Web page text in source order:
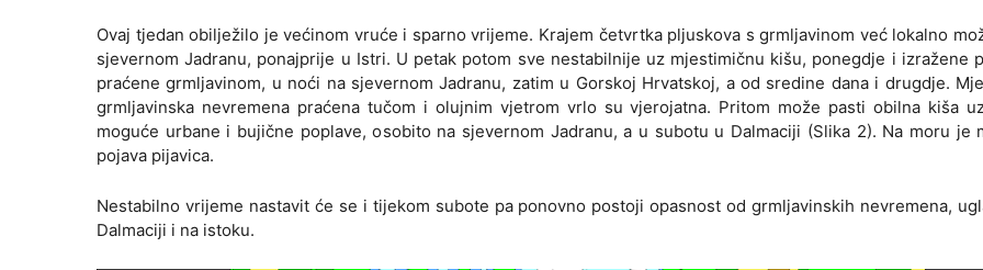
Ovaj tjedan obilježilo je većinom vruće i sparno vrijeme. Krajem četvrtka pljuskova s grmljavinom već lokalno
sjevernom Jadranu, ponajprije u Istri. U petak potom sve nestabilnije uz mjestimičnu kišu, ponegdje i izražene
praćene grmljavinom, u noći na sjevernom Jadranu, zatim u Gorskoj Hrvatskoj, a od sredine dana i drugdje.
grmljavinska nevremena praćena tučom i olujnim vjetrom vrlo su vjerojatna. Pritom može pasti obilna kiša
moguće urbane i bujične poplave, osobito na sjevernom Jadranu, a u subotu u Dalmaciji (Slika 2). Na moru je
pojava pijavica.
Nestabilno vrijeme nastavit će se i tijekom subote pa ponovno postoji opasnost od grmljavinskih nevremena,
Dalmaciji i na istoku.